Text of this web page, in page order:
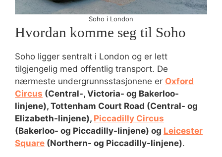
Soho i London
Hvordan komme seg til Soho
Soho ligger sentralt i London og er lett
tilgjengelig med offentlig transport. De
nærmeste undergrunnsstasjonene er Oxford
Circus (Central-, Victoria- og Bakerloo-
linjene), Tottenham Court Road (Central- og
Elizabeth-linjene), Piccadilly Circus
(Bakerloo- og Piccadilly-linjene) og Leicester
Square (Northern- og Piccadilly-linjene).